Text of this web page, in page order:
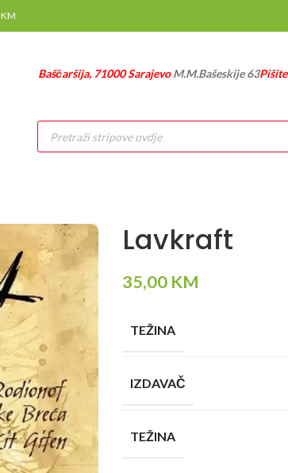
KM
Baščaršija, 71000 SarajevoM.M.Bašeskije 63
Products
search
Lavkraft
35,00 KM
TEŽINA
IZDAVAČ
TEŽINA